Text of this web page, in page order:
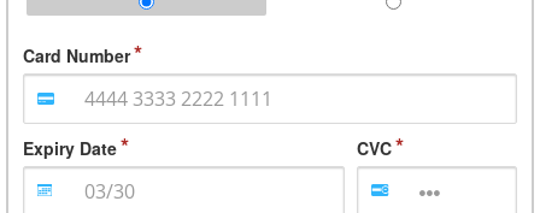
Card Number
Expiry Date CVC